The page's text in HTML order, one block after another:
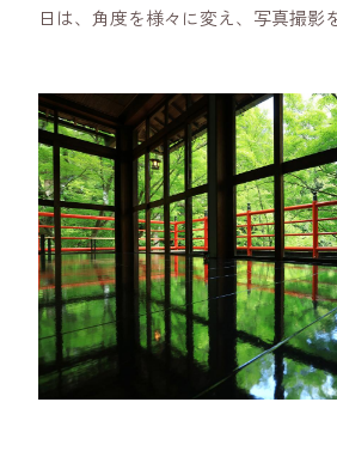
日は、角度を様々に変え、写真撮影